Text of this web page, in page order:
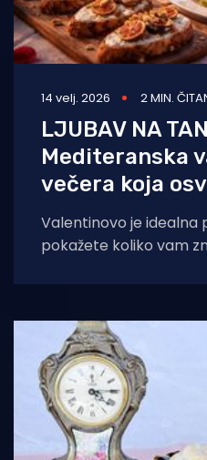
14 velj. 2026 2 MIN.
LJUBAV NA
Mediteranska
večera koja
Valentinovo je idealna
pokažete koliko vam